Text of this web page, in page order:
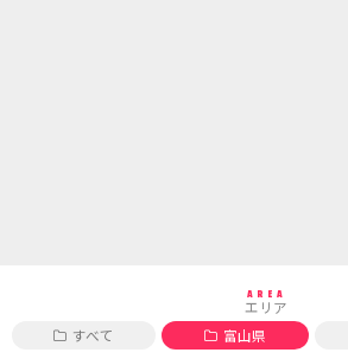
AREA
エリア
すべて
富山県